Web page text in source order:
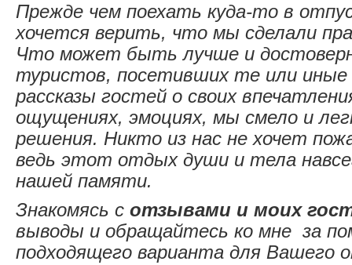
Прежде чем поехать куда-то в
хочется верить, что мы сделали
Что может быть лучше и
туристов, посетивших те или
рассказы гостей о своих
ощущениях, эмоциях, мы смело и
решения. Никто из нас не хочет
ведь этот отдых души и тела
нашей памяти.
Знакомясь с отзывами и моих
выводы и обращайтесь ко мне за
подходящего варианта для Вашего